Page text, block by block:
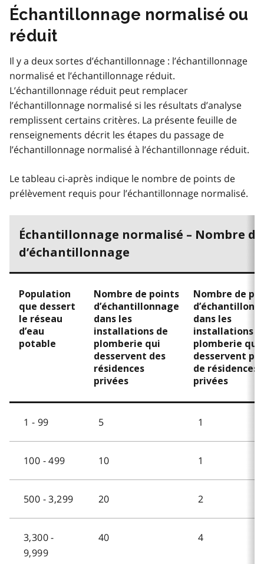
Échantillonnage normalisé ou
réduit
Il y a deux sortes d’échantillonnage : l’échantillonnage
normalisé et l’échantillonnage réduit.
L’échantillonnage réduit peut remplacer
l’échantillonnage normalisé si les résultats d’analyse
remplissent certains critères. La présente feuille de
renseignements décrit les étapes du passage de
l’échantillonnage normalisé à l’échantillonnage réduit.
Le tableau ci-après indique le nombre de points de
prélèvement requis pour l’échantillonnage normalisé.
Échantillonnage normalisé – Nombre
d’échantillonnage
Population
que dessert
le réseau
d’eau
potable
Nombre de points
d’échantillonnage
dans les
installations de
plomberie qui
desservent des
résidences
privées
Nombre de
dans les
installations
plomberie qui
desservent
de résidences
privées
1 - 99 5 1
100 - 499 10 1
500 - 3,299 20 2
3,300 -
9,999
40 4